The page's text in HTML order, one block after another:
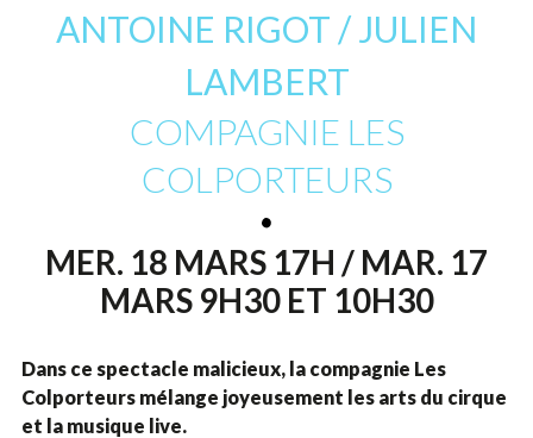
ANTOINE RIGOT / JULIEN
LAMBERT
COMPAGNIE LES
COLPORTEURS
MER. 18 MARS 17H / MAR. 17
MARS 9H30 ET 10H30
Dans ce spectacle malicieux, la compagnie Les
Colporteurs mélange joyeusement les arts du cirque
et la musique live.